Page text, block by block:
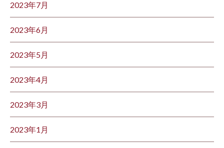
2023年7月
2023年6月
2023年5月
2023年4月
2023年3月
2023年1月